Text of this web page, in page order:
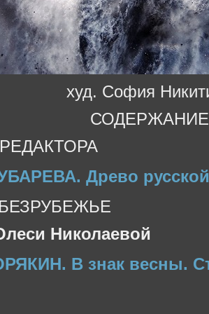
худ. София
СОДЕРЖАНИЕ
Древо
Николаевой
В знак весны.